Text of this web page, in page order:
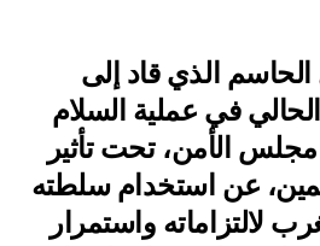
الذي قاد إلى
في عملية السلام
الأمن، تحت تأثير
عن استخدام سلطته
لالتزاماته واستمرار